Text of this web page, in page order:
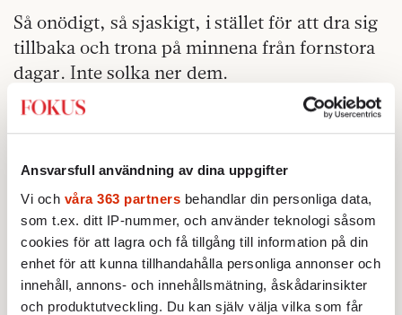
Ansvarsfull användning av dina uppgifter
Vi och våra 363 partners behandlar din personliga data,
som t.ex. ditt IP-nummer, och använder teknologi såsom
cookies för att lagra och få tillgång till information på din
enhet för att kunna tillhandahålla personliga annonser och
innehåll, annons- och innehållsmätning, åskådarinsikter
och produktutveckling. Du kan själv välja vilka som får
Så onödigt, så sjaskigt, i stället för att dra sig
tillbaka och trona på minnena från fornstora
dagar. Inte solka ner dem.
Få klarar dock detta, att acceptera hur fort de
där kulörta lyktorna längs livets väg slocknar
och att de med åren i stället lyser på någon
Fotbollsprogrammen visar nya VM-hjältar,
men det är de gamla bilderna av Schillaci som
dröjer sig kvar. Hans blick är vild av glädje
efter ännu ett mål och han springer med